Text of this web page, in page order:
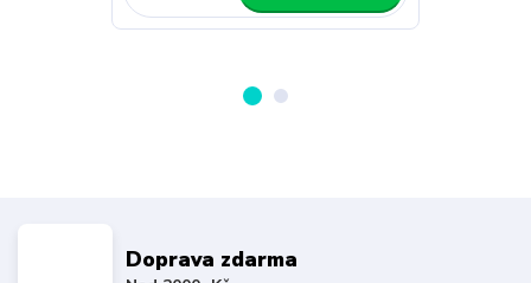
Doprava zdarma